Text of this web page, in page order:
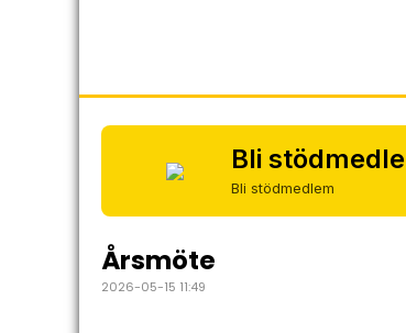
Bli
Bli stödmedlem
Årsmöte
2026-05-15 11:49